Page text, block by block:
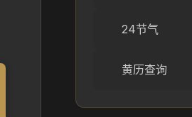
24节气
黄历查询